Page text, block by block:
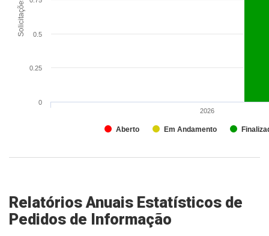
Solicitações
Aberto Em Andamento
2026
0
0.25
0.5
Relatórios Anuais Estatísticos de
Pedidos de Informação